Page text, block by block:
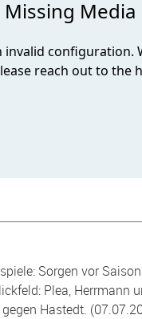
Sorgen vor
Plea, Herrmann
Hastedt.